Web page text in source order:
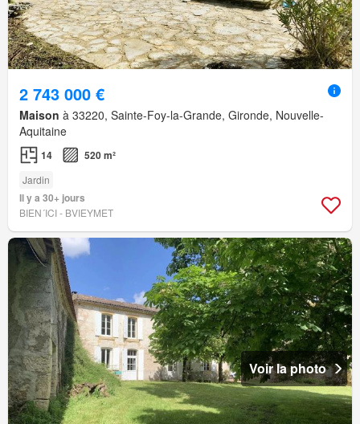
2 743 000 €
Maison à 33220, Sainte-Foy-la-Grande, Gironde, Nouvelle-
Aquitaine
14 520 m²
Jardin
Il y a 30+ jours
BIEN´ICI - BVIEYMET
Voir la photo